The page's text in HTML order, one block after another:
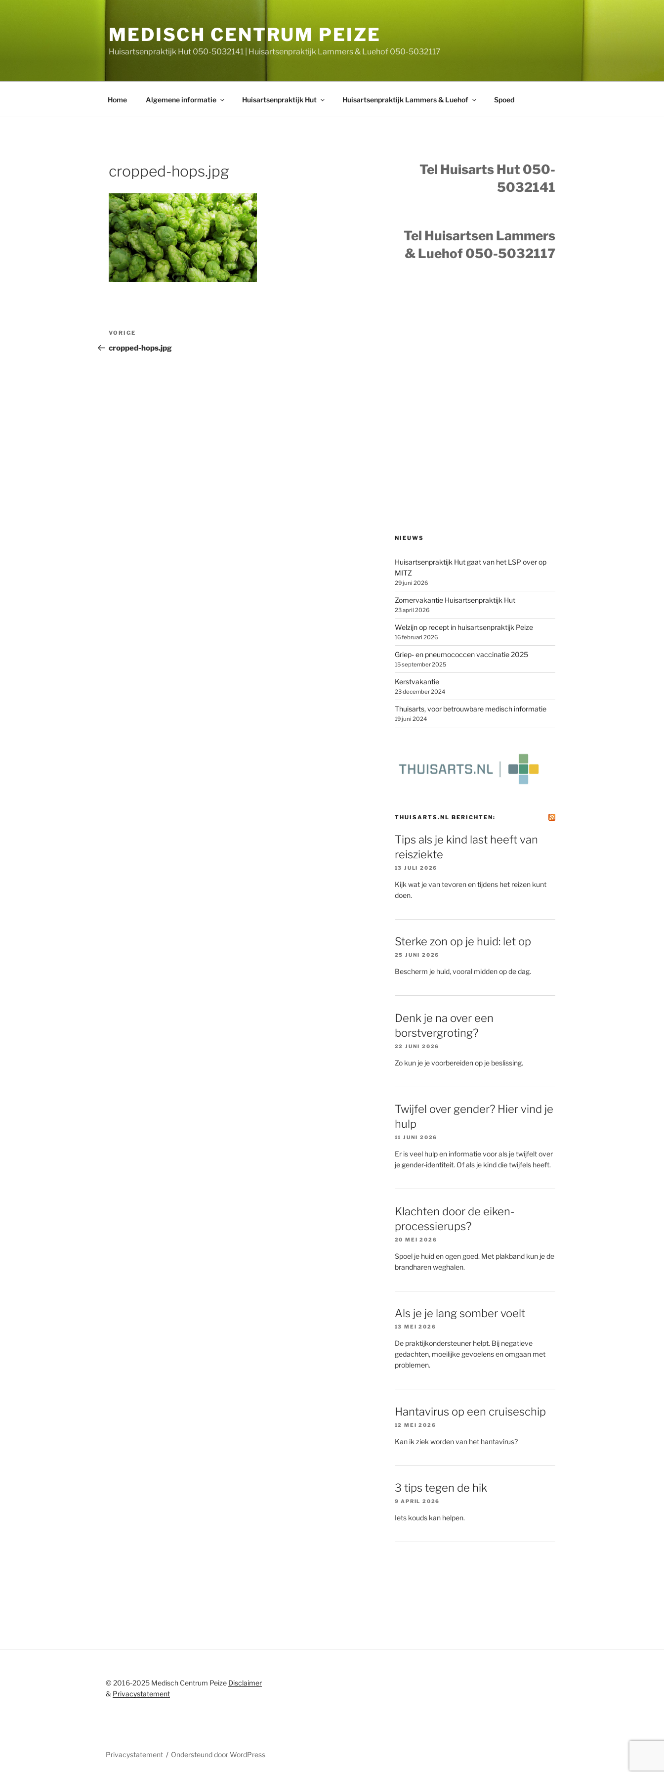
MEDISCH CENTRUM PEIZE
Huisartsenpraktijk Hut 050-5032141 | Huisartsenpraktijk Lammers & Luehof 050-5032117
Home Algemene informatie Huisartsenpraktijk Hut Huisartsenpraktijk Lammers & Luehof Spoed
cropped-hops.jpg
Bericht
navigatie
Vorig
bericht
VORIGE
cropped-hops.jpg
Tel Huisarts Hut 050-
5032141
Tel Huisartsen Lammers
& Luehof 050-5032117
NIEUWS
Huisartsenpraktijk Hut gaat van het LSP over op
MITZ
29 juni 2026
Zomervakantie Huisartsenpraktijk Hut
23 april 2026
Welzijn op recept in huisartsenpraktijk Peize
16 februari 2026
Griep- en pneumococcen vaccinatie 2025
15 september 2025
Kerstvakantie
23 december 2024
Thuisarts, voor betrouwbare medisch informatie
19 juni 2024
THUISARTS.NL BERICHTEN:
Tips als je kind last heeft van
reisziekte
13 JULI 2026
Kijk wat je van tevoren en tijdens het reizen kunt
doen.
Sterke zon op je huid: let op
25 JUNI 2026
Bescherm je huid, vooral midden op de dag.
Denk je na over een
borstvergroting?
22 JUNI 2026
Zo kun je je voorbereiden op je beslissing.
Twijfel over gender? Hier vind je
hulp
11 JUNI 2026
Er is veel hulp en informatie voor als je twijfelt over
je gender-identiteit. Of als je kind die twijfels heeft.
Klachten door de eiken-
processierups?
20 MEI 2026
Spoel je huid en ogen goed. Met plakband kun je de
brandharen weghalen.
Als je je lang somber voelt
13 MEI 2026
De praktijkondersteuner helpt. Bij negatieve
gedachten, moeilijke gevoelens en omgaan met
problemen.
Hantavirus op een cruiseschip
12 MEI 2026
Kan ik ziek worden van het hantavirus?
3 tips tegen de hik
9 APRIL 2026
Iets kouds kan helpen.
© 2016-2025 Medisch Centrum Peize Disclaimer
& Privacystatement
Privacystatement Ondersteund door WordPress